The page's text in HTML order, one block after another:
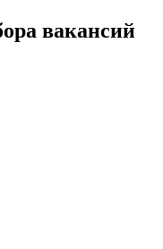
вакансий